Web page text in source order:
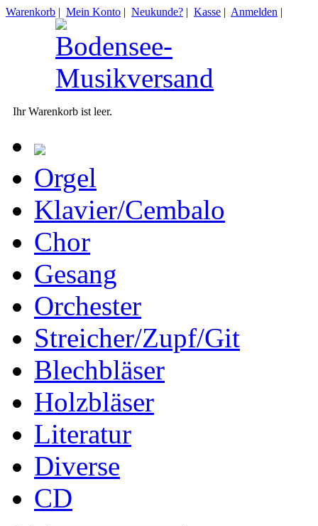
Warenkorb | Mein Konto | Neukunde? | Kasse | Anmelden |
Ihr Warenkorb ist leer.
Orgel
Klavier/Cembalo
Chor
Gesang
Orchester
Streicher/Zupf/Git
Blechbläser
Holzbläser
Literatur
Diverse
CD